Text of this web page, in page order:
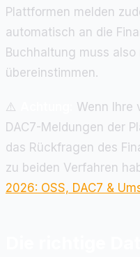
Plattformen melden
automatisch an die
Buchhaltung muss
übereinstimmen.
⚠️
Wenn Ihre
DAC7-Meldungen der
das Rückfragen des
zu beiden Verfahren
2026: OSS, DAC7 &